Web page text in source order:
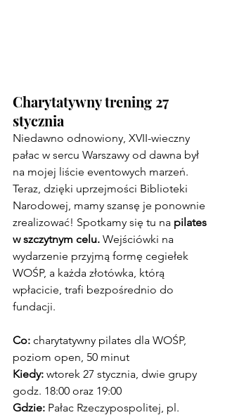
Charytatywny trening 27
stycznia
Niedawno odnowiony, XVII-wieczny
pałac w sercu Warszawy od dawna był
na mojej liście eventowych marzeń.
Teraz, dzięki uprzejmości Biblioteki
Narodowej, mamy szansę je ponownie
zrealizować! Spotkamy się tu na pilates
w szczytnym celu. Wejściówki na
wydarzenie przyjmą formę cegiełek
WOŚP, a każda złotówka, którą
wpłacicie, trafi bezpośrednio do
fundacji.
Co: charytatywny pilates dla WOŚP,
poziom open, 50 minut
Kiedy: wtorek 27 stycznia, dwie grupy
godz. 18:00 oraz 19:00
Gdzie: Pałac Rzeczypospolitej, pl.